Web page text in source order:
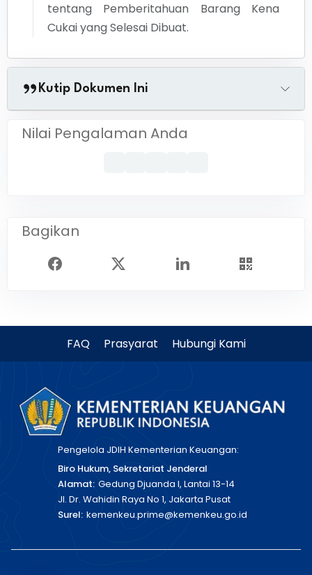
tentang Pemberitahuan Barang Kena
Cukai yang Selesai Dibuat.
Kutip Dokumen Ini
Nilai Pengalaman Anda
Bagikan
FAQ Prasyarat Hubungi Kami
Pengelola JDIH Kementerian Keuangan:
Biro Hukum, Sekretariat Jenderal
Alamat: Gedung Djuanda I, Lantai 13-14
Jl. Dr. Wahidin Raya No 1, Jakarta Pusat
Surel: kemenkeu.prime@kemenkeu.go.id